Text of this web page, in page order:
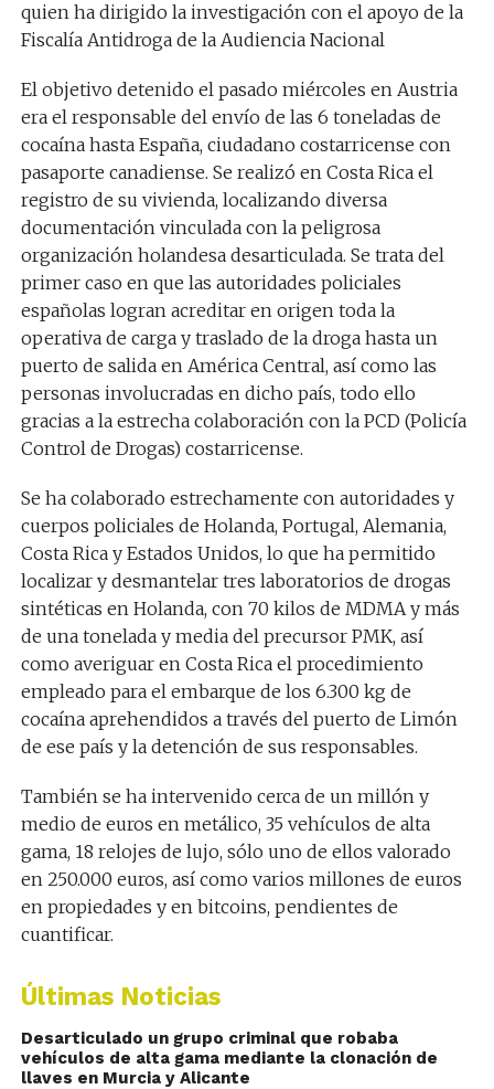
quien ha dirigido la investigación con el apoyo de la
Fiscalía Antidroga de la Audiencia Nacional
El objetivo detenido el pasado miércoles en Austria
era el responsable del envío de las 6 toneladas de
cocaína hasta España, ciudadano costarricense con
pasaporte canadiense. Se realizó en Costa Rica el
registro de su vivienda, localizando diversa
documentación vinculada con la peligrosa
organización holandesa desarticulada. Se trata del
primer caso en que las autoridades policiales
españolas logran acreditar en origen toda la
operativa de carga y traslado de la droga hasta un
puerto de salida en América Central, así como las
personas involucradas en dicho país, todo ello
gracias a la estrecha colaboración con la PCD (Policía
Control de Drogas) costarricense.
Se ha colaborado estrechamente con autoridades y
cuerpos policiales de Holanda, Portugal, Alemania,
Costa Rica y Estados Unidos, lo que ha permitido
localizar y desmantelar tres laboratorios de drogas
sintéticas en Holanda, con 70 kilos de MDMA y más
de una tonelada y media del precursor PMK, así
como averiguar en Costa Rica el procedimiento
empleado para el embarque de los 6.300 kg de
cocaína aprehendidos a través del puerto de Limón
de ese país y la detención de sus responsables.
También se ha intervenido cerca de un millón y
medio de euros en metálico, 35 vehículos de alta
gama, 18 relojes de lujo, sólo uno de ellos valorado
en 250.000 euros, así como varios millones de euros
en propiedades y en bitcoins, pendientes de
cuantificar.
Últimas Noticias
Desarticulado un grupo criminal que robaba
vehículos de alta gama mediante la clonación de
llaves en Murcia y Alicante